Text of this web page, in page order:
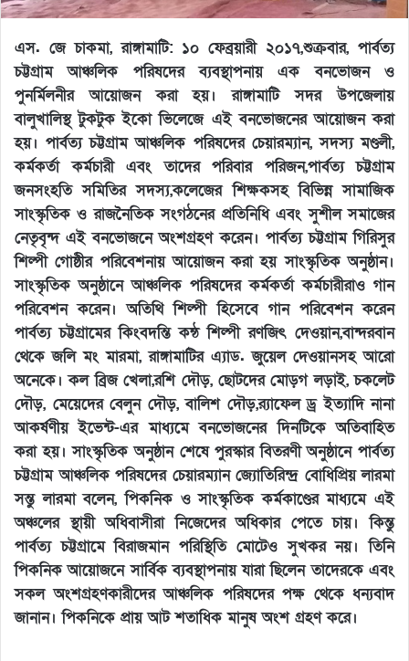
এস. জে চাকমা, রাঙ্গামাটি: ১০ ফেব্রয়ারী ২০১৭,শুক্রবার, পার্বত্য
চট্টগ্রাম আঞ্চলিক পরিষদের ব্যবস্থাপনায় এক বনভোজন ও
পুনর্মিলনীর আয়োজন করা হয়। রাঙ্গামাটি সদর উপজেলায়
বালুখালিস্থ টুকটুক ইকো ভিলেজে এই বনভোজনের আয়োজন করা
হয়। পার্বত্য চট্টগ্রাম আঞ্চলিক পরিষদের চেয়ারম্যান, সদস্য মণ্ডলী,
কর্মকর্তা কর্মচারী এবং তাদের পরিবার পরিজন,পার্বত্য চট্টগ্রাম
জনসংহতি সমিতির সদস্য,কলেজের শিক্ষকসহ বিভিন্ন সামাজিক
সাংস্কৃতিক ও রাজনৈতিক সংগঠনের প্রতিনিধি এবং সুশীল সমাজের
নেতৃবৃন্দ এই বনভোজনে অংশগ্রহণ করেন। পার্বত্য চট্টগ্রাম গিরিসুর
শিল্পী গোষ্ঠীর পরিবেশনায় আয়োজন করা হয় সাংস্কৃতিক অনুষ্ঠান।
সাংস্কৃতিক অনুষ্ঠানে আঞ্চলিক পরিষদের কর্মকর্তা কর্মচারীরাও গান
পরিবেশন করেন। অতিথি শিল্পী হিসেবে গান পরিবেশন করেন
পার্বত্য চট্টগ্রামের কিংবদন্তি কন্ঠ শিল্পী রণজিৎ দেওয়ান,বান্দরবান
থেকে জলি মং মারমা, রাঙ্গামাটির এ্যাড. জুয়েল দেওয়ানসহ আরো
অনেকে। কল ব্রিজ খেলা,রশি দৌড়, ছোটদের মোড়গ লড়াই, চকলেট
দৌড়, মেয়েদের বেলুন দৌড়, বালিশ দৌড়,র‌্যাফেল ড্র ইত্যাদি নানা
আকর্ষণীয় ইভেন্ট-এর মাধ্যমে বনভোজনের দিনটিকে অতিবাহিত
করা হয়। সাংস্কৃতিক অনুষ্ঠান শেষে পুরস্কার বিতরণী অনুষ্ঠানে পার্বত্য
চট্টগ্রাম আঞ্চলিক পরিষদের চেয়ারম্যান জ্যোতিরিন্দ্র বোধিপ্রিয় লারমা
সন্তু লারমা বলেন, পিকনিক ও সাংস্কৃতিক কর্মকাণ্ডের মাধ্যমে এই
অঞ্চলের স্থায়ী অধিবাসীরা নিজেদের অধিকার পেতে চায়। কিন্তু
পার্বত্য চট্টগ্রামে বিরাজমান পরিস্থিতি মোটেও সুখকর নয়। তিনি
পিকনিক আয়োজনে সার্বিক ব্যবস্থাপনায় যারা ছিলেন তাদেরকে এবং
সকল অংশগ্রহণকারীদের আঞ্চলিক পরিষদের পক্ষ থেকে ধন্যবাদ
জানান। পিকনিকে প্রায় আট শতাধিক মানুষ অংশ গ্রহণ করে।